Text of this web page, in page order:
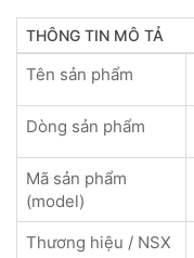
THÔNG TIN MÔ TẢ
Tên sản phẩm
Dòng sản phẩm
Mã sản phẩm
(model)
Thương hiệu / NSX